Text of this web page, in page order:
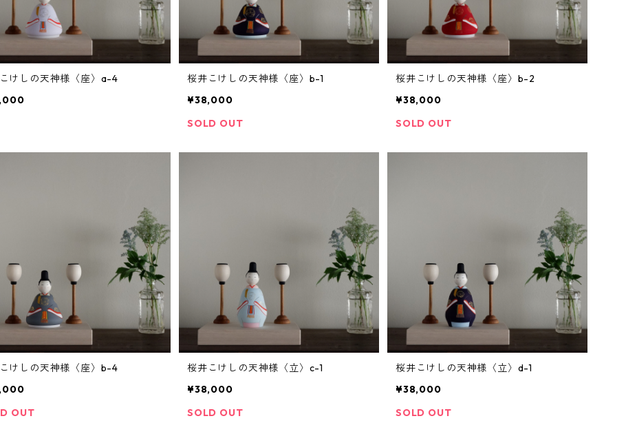
けしの天神様〈座〉a-4
桜井こけしの天神様〈座〉b-1
¥38,000
SOLD OUT
桜井こけしの天神様〈座〉b-2
¥38,000
SOLD OUT
けしの天神様〈座〉b-4
OUT
桜井こけしの天神様〈立〉c-1
¥38,000
SOLD OUT
桜井こけしの天神様〈立〉d-1
¥38,000
SOLD OUT